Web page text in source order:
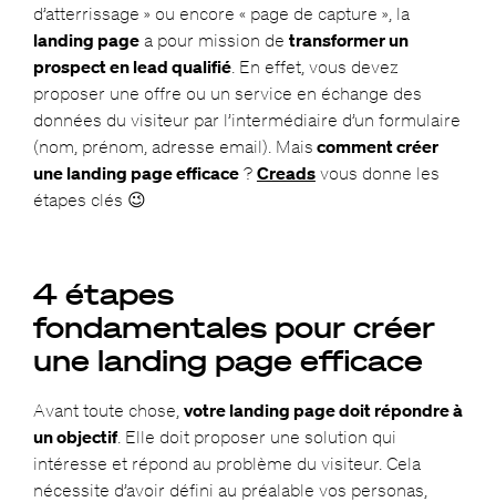
d’atterrissage » ou encore « page de capture », la
landing pagea pour mission de transformer un
prospect en lead qualifié. En effet, vous devez
proposer une offre ou un service en échange des
données du visiteur par l’intermédiaire d’un formulaire
(nom, prénom, adresse email). Mais comment créer
une landing page efficace? Creadsvous donne les
étapes clés 😉
4 étapes
fondamentales pour créer
une landing page efficace
Avant toute chose, votre landing page doit répondre à
un objectif. Elle doit proposer une solution qui
intéresse et répond au problème du visiteur. Cela
nécessite d’avoir défini au préalable vos personas,